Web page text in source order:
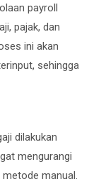
payroll
pajak, dan
ini akan
sehingga
dilakukan
mengurangi
manual.